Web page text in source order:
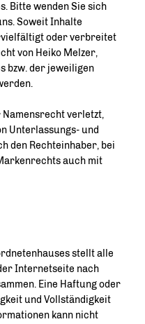
Bitte wenden Sie sich
Soweit Inhalte
oder verbreitet
von Heiko Melzer,
bzw. der jeweiligen
verletzt,
Unterlassungs- und
den Rechteinhaber, bei
auch mit
stellt alle
Internetseite nach
Eine Haftung oder
und Vollständigkeit
kann nicht